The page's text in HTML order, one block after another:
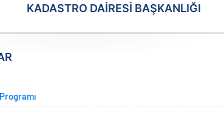
KADASTRO DAİRESİ BAŞKANLIĞI